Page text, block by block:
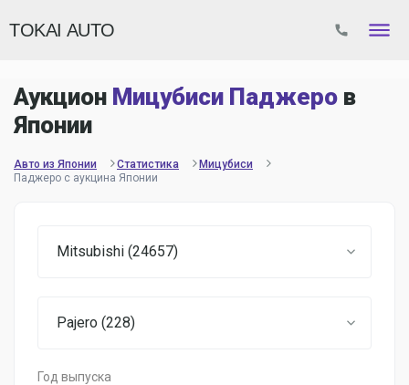
TOKAI AUTO
Аукцион Мицубиси Паджеро в
Японии
Авто из Японии Статистика
Мицубиси
Паджеро с аукцина Японии
Mitsubishi (24657)
Pajero (228)
Год выпуска